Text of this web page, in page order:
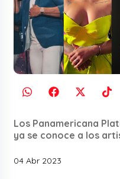
Los Panamericana
ya se conoce a los
04 Abr 2023